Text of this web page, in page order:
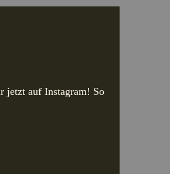
jetzt auf Instagram! So